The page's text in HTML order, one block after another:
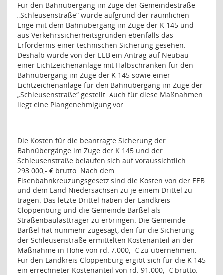
Für den Bahnübergang im Zuge der Gemeindestraße
„Schleusenstraße“ wurde aufgrund der räumlichen
Enge mit dem Bahnübergang im Zuge der K 145 und
aus Verkehrssicherheitsgründen ebenfalls das
Erfordernis einer technischen Sicherung gesehen.
Deshalb wurde von der EEB ein Antrag auf Neubau
einer Lichtzeichenanlage mit Halbschranken für den
Bahnübergang im Zuge der K 145 sowie einer
Lichtzeichenanlage für den Bahnübergang im Zuge der
„Schleusenstraße“ gestellt. Auch für diese Maßnahmen
liegt eine Plangenehmigung vor.
Die Kosten für die beantragte Sicherung der
Bahnübergänge im Zuge der K 145 und der
Schleusenstraße belaufen sich auf voraussichtlich
293.000,- € brutto. Nach dem
Eisenbahnkreuzungsgesetz sind die Kosten von der EEB
und dem Land Niedersachsen zu je einem Drittel zu
tragen. Das letzte Drittel haben der Landkreis
Cloppenburg und die Gemeinde Barßel als
Straßenbaulastträger zu erbringen. Die Gemeinde
Barßel hat nunmehr zugesagt, den für die Sicherung
der Schleusenstraße ermittelten Kostenanteil an der
Maßnahme in Höhe von rd. 7.000,- € zu übernehmen.
Für den Landkreis Cloppenburg ergibt sich für die K 145
ein errechneter Kostenanteil von rd. 91.000,- € brutto.